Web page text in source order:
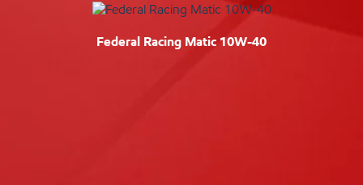
Federal Racing Matic 10W-40